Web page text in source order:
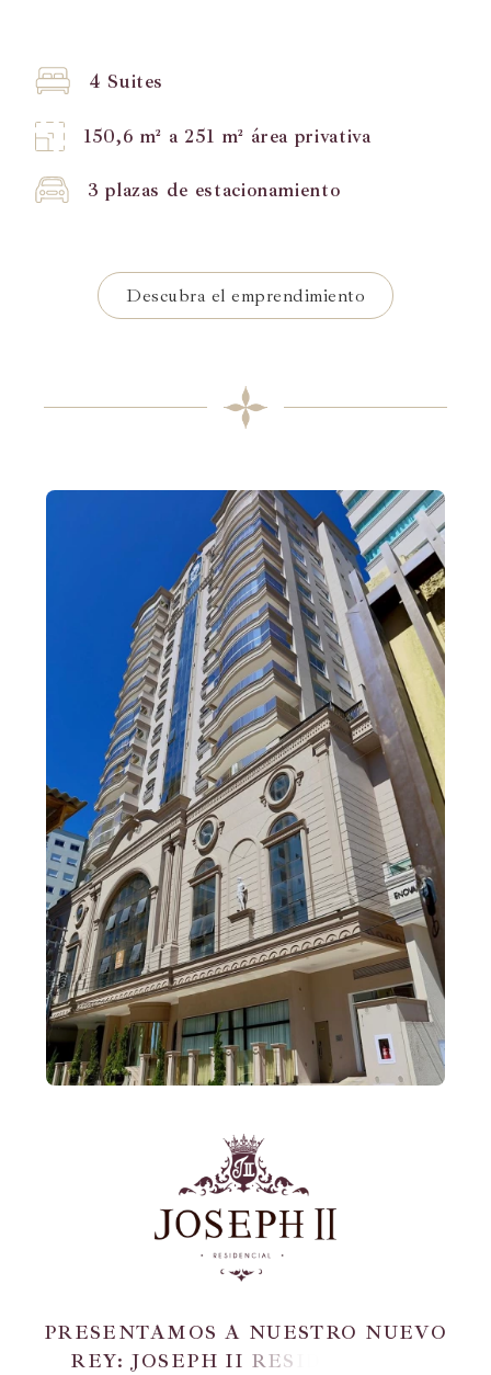
4 Suites
150,6 m² a 251 m² área privativa
3 plazas de estacionamiento
Descubra el emprendimiento
PRESENTAMOS A NUESTRO NUEVO
REY: JOSEPH II RES